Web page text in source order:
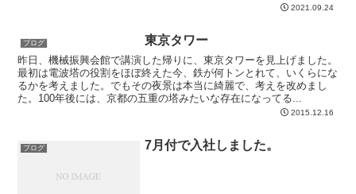
2021.09.24
ブログ 東京タワー
昨日、機械振興会館で講演した帰りに、東京タワーを見上げました。
最初は電波塔の役割をほぼ終えた今、鉄が何トンとれて、いくらにな
るかを考えました。でもその夜景は本当に綺麗で、考えを改めまし
た。100年後には、京都の五重の塔みたいな存在になってる...
2015.12.16
ブログ 7月付で入社しました。